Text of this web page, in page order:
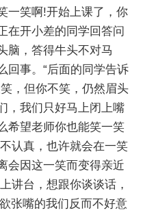
一笑啊!开始上课了，你
在开小差的同学回答问
脑，答得牛头不对马
回事。“后面的同学告诉
，但你不笑，仍然眉头
，我们只好马上闭上嘴
希望老师你也能笑一笑
认真，也许就会在一笑
会因这一笑而变得亲近
讲台，想跟你谈谈话，
张嘴的我们反而不好意